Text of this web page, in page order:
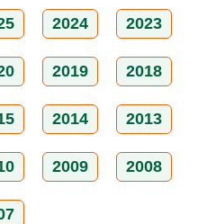
2024 2023
2019 2018
2014 2013
2009 2008